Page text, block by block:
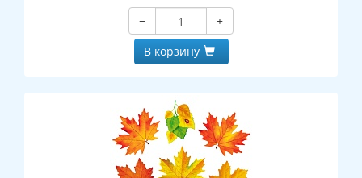
−
+
В корзину